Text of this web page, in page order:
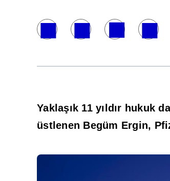
Yaklaşık 11 yıldır hukuk
üstlenen Begüm Ergin,